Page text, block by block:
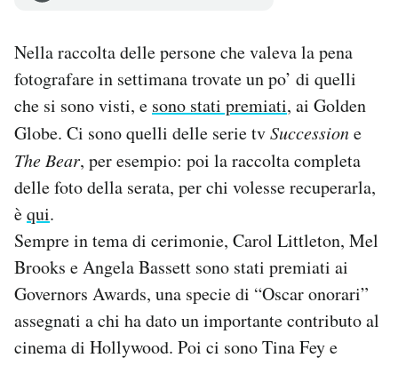
AREA PERSONALE
Newsletter
Notifiche mobile
Regala il Post
Esci
Nella raccolta delle persone che valeva la pena
fotografare in settimana trovate un po’ di quelli
che si sono visti, e sono stati premiati, ai Golden
Globe. Ci sono quelli delle serie tvSuccessione
The Bear, per esempio: poi la raccolta completa
delle foto della serata, per chi volesse recuperarla,
èqui.
Sempre in tema di cerimonie, Carol Littleton, Mel
Brooks e Angela Bassett sono stati premiati ai
Governors Awards, una specie di “Oscar onorari”
assegnati a chi ha dato un importante contributo al
cinema di Hollywood. Poi ci sono Tina Fey e